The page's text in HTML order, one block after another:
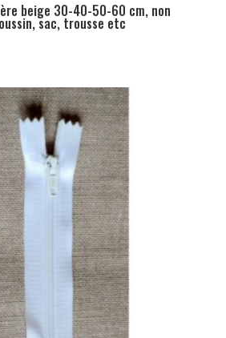
beige 30-40-50-60 cm, non
sac, trousse etc
€
€